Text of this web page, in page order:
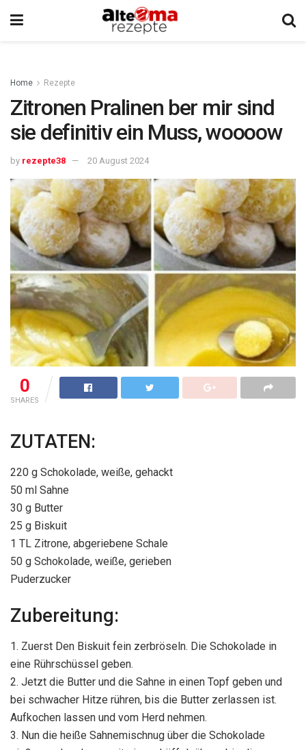
Home Rezepte
Zitronen Pralinen ber mir sind
sie definitiv ein Muss, woooow
by rezepte38 20 August 2024
0
SHARES
ZUTATEN:
220 g Schokolade, weiße, gehackt
50 ml Sahne
30 g Butter
25 g Biskuit
1 TL Zitrone, abgeriebene Schale
50 g Schokolade, weiße, gerieben
Puderzucker
Zubereitung:
1. Zuerst Den Biskuit fein zerbröseln. Die Schokolade in
eine Rührschüssel geben.
2. Jetzt die Butter und die Sahne in einen Topf geben und
bei schwacher Hitze rühren, bis die Butter zerlassen ist.
Aufkochen lassen und vom Herd nehmen.
3. Nun die heiße Sahnemischnug über die Schokolade